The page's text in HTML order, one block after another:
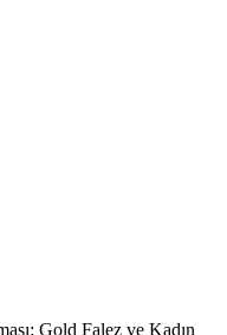
Gold Falez ve Kadın